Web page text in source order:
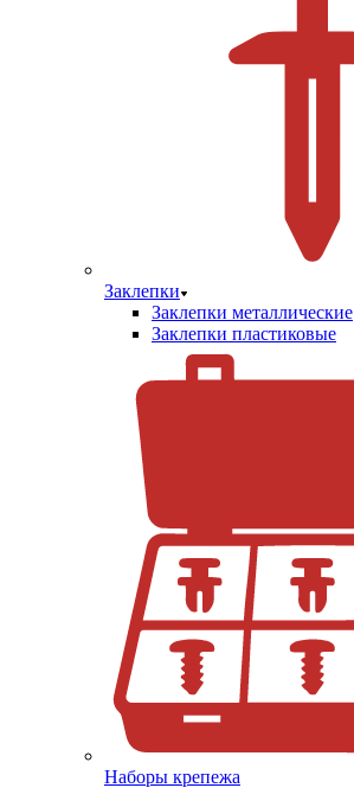
Заклепки
Заклепки металлические
Заклепки пластиковые
Наборы крепежа